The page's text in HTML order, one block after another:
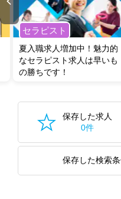
セラピスト
夏入職求人増加中！魅力的
なセラピスト求人は早いも
の勝ちです！
保存した求人
0件
保存した検索